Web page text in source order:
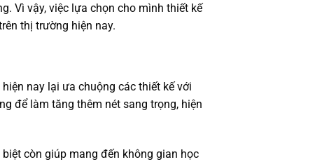
Vì vậy, việc lựa chọn cho mình thiết kế
thị trường hiện nay.
nay lại ưa chuộng các thiết kế với
để làm tăng thêm nét sang trọng, hiện
còn giúp mang đến không gian học